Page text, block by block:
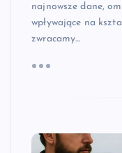
najnowsze dane,
wpływające na
zwracamy…